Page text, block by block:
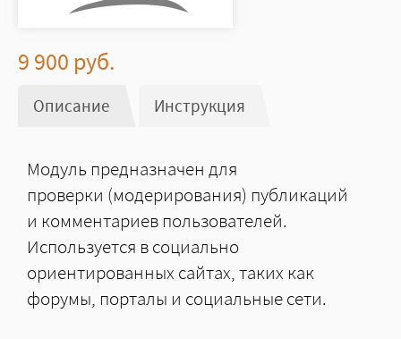
9 900 руб.
Описание (активная вкладка)
Инструкция
Модуль предназначен для
проверки (модерирования) публикаций
и комментариев пользователей.
Используется в социально
ориентированных сайтах, таких как
форумы, порталы и социальные сети.